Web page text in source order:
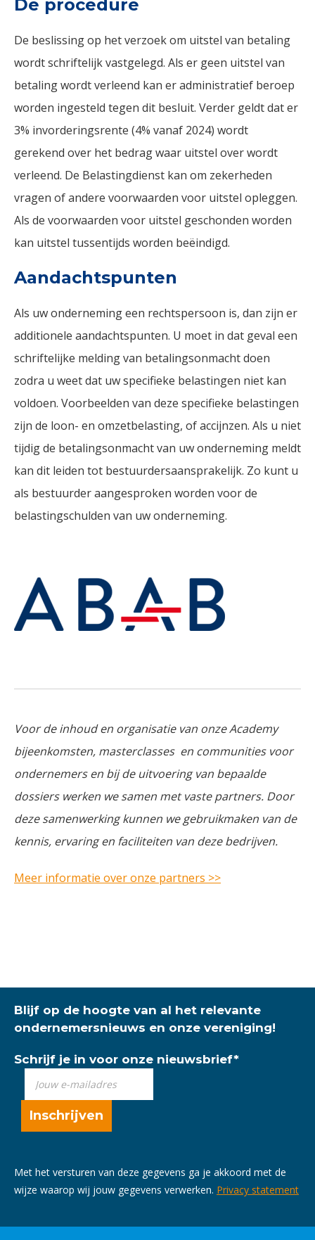
De procedure
De beslissing op het verzoek om uitstel van betaling
wordt schriftelijk vastgelegd. Als er geen uitstel van
betaling wordt verleend kan er administratief beroep
worden ingesteld tegen dit besluit. Verder geldt dat er
3% invorderingsrente (4% vanaf 2024) wordt
gerekend over het bedrag waar uitstel over wordt
verleend. De Belastingdienst kan om zekerheden
vragen of andere voorwaarden voor uitstel opleggen.
Als de voorwaarden voor uitstel geschonden worden
kan uitstel tussentijds worden beëindigd.
Aandachtspunten
Als uw onderneming een rechtspersoon is, dan zijn er
additionele aandachtspunten. U moet in dat geval een
schriftelijke melding van betalingsonmacht doen
zodra u weet dat uw specifieke belastingen niet kan
voldoen. Voorbeelden van deze specifieke belastingen
zijn de loon- en omzetbelasting, of accijnzen. Als u niet
tijdig de betalingsonmacht van uw onderneming meldt
kan dit leiden tot bestuurdersaansprakelijk. Zo kunt u
als bestuurder aangesproken worden voor de
belastingschulden van uw onderneming.
Voor de inhoud en organisatie van onze Academy
bijeenkomsten, masterclasses en communities voor
ondernemers en bij de uitvoering van bepaalde
dossiers werken we samen met vaste partners. Door
deze samenwerking kunnen we gebruikmaken van de
kennis, ervaring en faciliteiten van deze bedrijven.
Meer informatie over onze partners >>
Blijf op de hoogte van al het relevante
ondernemersnieuws en onze vereniging!
Schrijf je in voor onze nieuwsbrief*
Met het versturen van deze gegevens ga je akkoord met de
wijze waarop wij jouw gegevens verwerken. Privacy statement